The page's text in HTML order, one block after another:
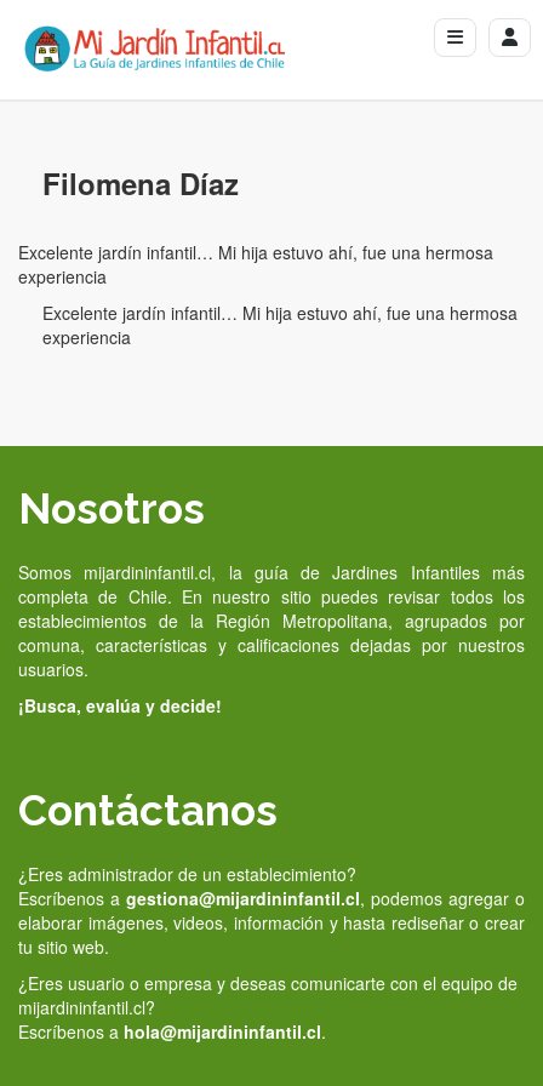
Filomena Díaz
Excelente jardín infantil… Mi hija estuvo ahí, fue una hermosa
experiencia
Excelente jardín infantil… Mi hija estuvo ahí, fue una hermosa
experiencia
Nosotros
Somos mijardininfantil.cl, la guía de Jardines Infantiles más
completa de Chile. En nuestro sitio puedes revisar todos los
establecimientos de la Región Metropolitana, agrupados por
comuna, características y calificaciones dejadas por nuestros
usuarios.
¡Busca, evalúa y decide!
Contáctanos
¿Eres administrador de un establecimiento?
Escríbenos a gestiona@mijardininfantil.cl, podemos agregar o
elaborar imágenes, videos, información y hasta rediseñar o crear
tu sitio web.
¿Eres usuario o empresa y deseas comunicarte con el equipo de
mijardininfantil.cl?
Escríbenos a hola@mijardininfantil.cl.